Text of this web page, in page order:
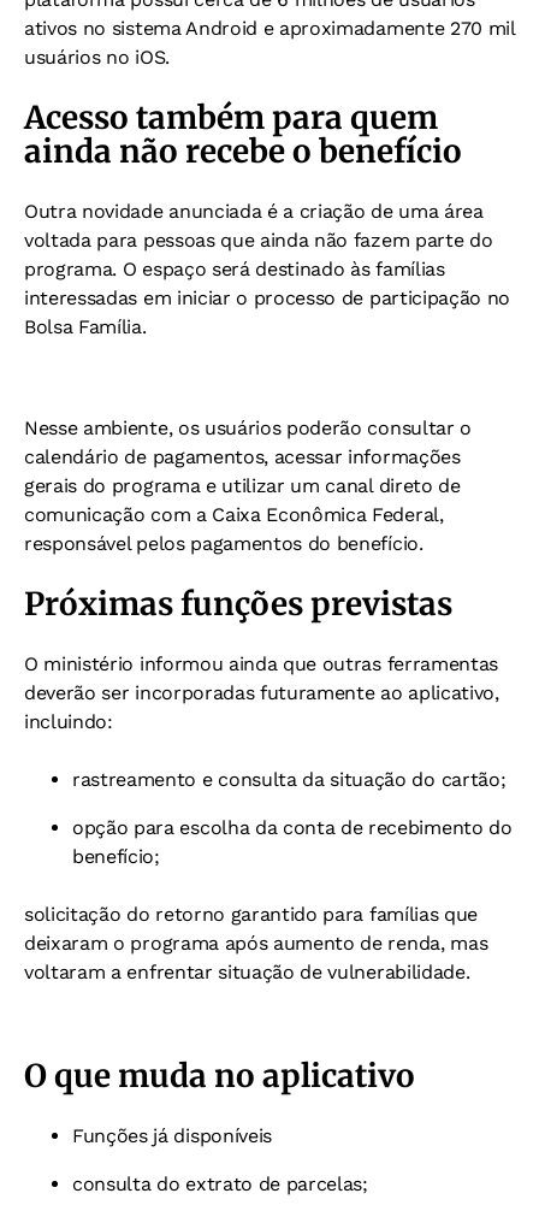
ativos no sistema Android e aproximadamente 270 mil
usuários no iOS.
Acesso também para quem
ainda não recebe o benefício
Outra novidade anunciada é a criação de uma área
voltada para pessoas que ainda não fazem parte do
programa. O espaço será destinado às famílias
interessadas em iniciar o processo de participação no
Bolsa Família.
Nesse ambiente, os usuários poderão consultar o
calendário de pagamentos, acessar informações
gerais do programa e utilizar um canal direto de
comunicação com a Caixa Econômica Federal,
responsável pelos pagamentos do benefício.
Próximas funções previstas
O ministério informou ainda que outras ferramentas
deverão ser incorporadas futuramente ao aplicativo,
incluindo:
rastreamento e consulta da situação do cartão;
opção para escolha da conta de recebimento do
benefício;
solicitação do retorno garantido para famílias que
deixaram o programa após aumento de renda, mas
voltaram a enfrentar situação de vulnerabilidade.
O que muda no aplicativo
Funções já disponíveis
consulta do extrato de parcelas;